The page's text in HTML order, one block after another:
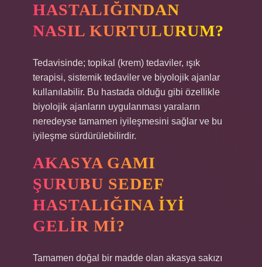
HASTALIĞINDAN
NASIL KURTULURUM?
Tedavisinde; topikal (krem) tedaviler, ışık
terapisi, sistemik tedaviler ve biyolojik ajanlar
kullanılabilir. Bu hastada olduğu gibi özellikle
biyolojik ajanların uygulanması yaraların
neredeyse tamamen iyileşmesini sağlar ve bu
iyileşme sürdürülebilirdir.
AKASYA GAMI
ŞURUBU SEDEF
HASTALIĞINA IYI
GELIR MI?
Tamamen doğal bir madde olan akasya sakızı